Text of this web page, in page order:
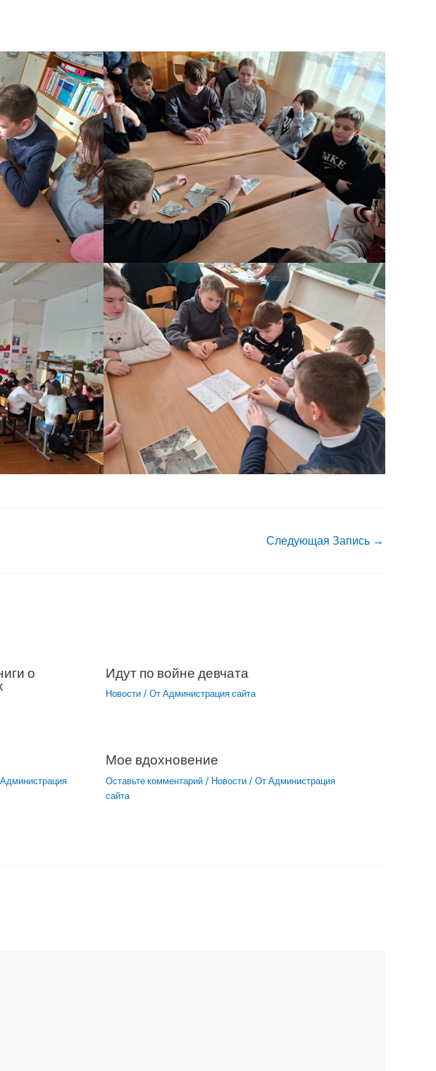
Следующая Запись →
о
Идут по войне девчата
Новости / ОтАдминистрация сайта
Администрация
Мое вдохновение
Оставьте комментарий / Новости / ОтАдминистрация
сайта